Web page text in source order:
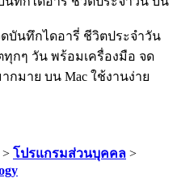
บันทึกไดอารี่ ชีวิตประจำวัน
ทุกๆ วัน พร้อมเครื่องมือ จด
กมาย บน Mac ใช้งานง่าย
> โปรแกรมส่วนบุคคล >